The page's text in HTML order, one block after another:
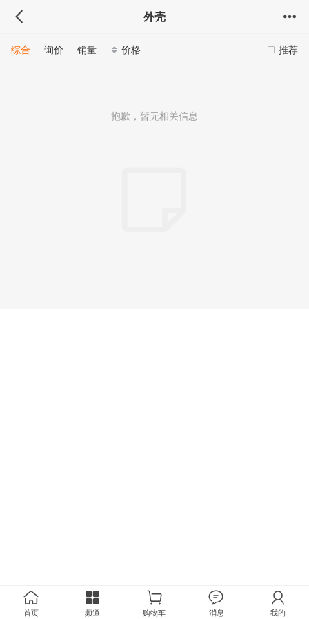
外壳
推荐
综合 询价 销量 价格
抱歉，暂无相关信息
首页 频道 购物车 消息 我的